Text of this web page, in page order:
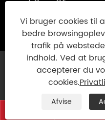
No.199 Changxing
Ningbo City, Zhejiang
Copyright © 2025
Co., Ltd. Alle
Sitemap| |
Vi bruger cookies til
bedre
trafik på
indhold. Ved at
accepterer du
cookies.
Afvise